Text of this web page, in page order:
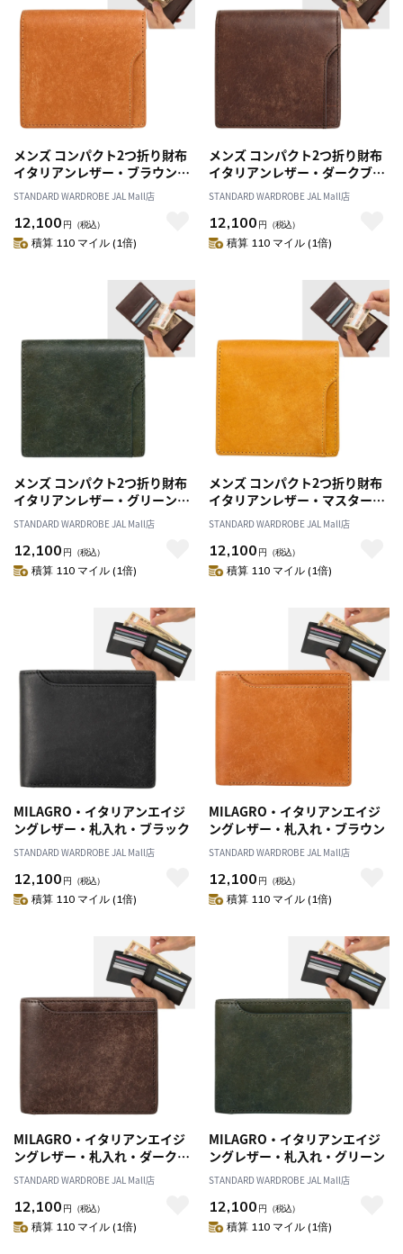
メンズ コンパクト2つ折り財布
イタリアンレザー・ブラウン／
財布 紳士 薄型 コンパクトウォ
レット 二つ折り財布 スマート
革 本革 レザー 春財布 クリスマ
ス 父の日 誕生日 プレゼント
STANDARD WARDROBE JAL Mall店
12,100 円 （税込）
積算 110 マイル (1倍)
メンズ コンパクト2つ折り財布
イタリアンレザー・ダークブラ
ウン／財布 紳士 薄型 コンパク
トウォレット 二つ折り財布 ス
マート 革 本革 レザー 春財布 ク
リスマス 父の日 誕生日 プレゼ
STANDARD WARDROBE JAL Mall店
12,100 円 （税込）
積算 110 マイル (1倍)
メンズ コンパクト2つ折り財布
イタリアンレザー・グリーン／
財布 紳士 薄型 コンパクトウォ
レット 二つ折り財布 スマート
革 本革 レザー 春財布 クリスマ
ス 父の日 誕生日 プレゼント
STANDARD WARDROBE JAL Mall店
12,100 円 （税込）
積算 110 マイル (1倍)
メンズ コンパクト2つ折り財布
イタリアンレザー・マスタード
／財布 紳士 薄型 コンパクトウ
ォレット 二つ折り財布 スマー
ト 革 本革 レザー 春財布 クリス
マス 父の日 誕生日 プレゼント
STANDARD WARDROBE JAL Mall店
12,100 円 （税込）
積算 110 マイル (1倍)
MILAGRO・イタリアンエイジ
ングレザー・札入れ・ブラック
STANDARD WARDROBE JAL Mall店
12,100 円 （税込）
積算 110 マイル (1倍)
MILAGRO・イタリアンエイジ
ングレザー・札入れ・ブラウン
STANDARD WARDROBE JAL Mall店
12,100 円 （税込）
積算 110 マイル (1倍)
MILAGRO・イタリアンエイジ
ングレザー・札入れ・ダークブ
ラウン
STANDARD WARDROBE JAL Mall店
12,100 円 （税込）
積算 110 マイル (1倍)
MILAGRO・イタリアンエイジ
ングレザー・札入れ・グリーン
STANDARD WARDROBE JAL Mall店
12,100 円 （税込）
積算 110 マイル (1倍)